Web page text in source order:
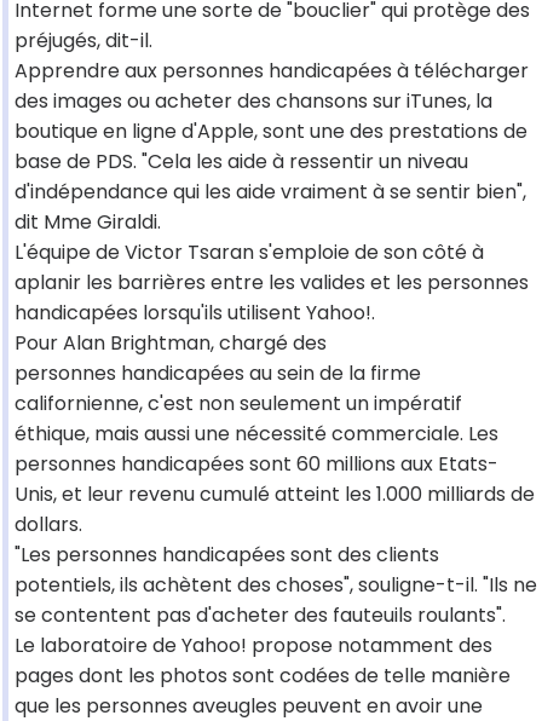
Internet forme une sorte de "bouclier" qui protège des
préjugés, dit-il.
Apprendre aux personnes handicapées à télécharger
des images ou acheter des chansons sur iTunes, la
boutique en ligne d'Apple, sont une des prestations de
base de PDS. "Cela les aide à ressentir un niveau
d'indépendance qui les aide vraiment à se sentir bien",
dit Mme Giraldi.
L'équipe de Victor Tsaran s'emploie de son côté à
aplanir les barrières entre les valides et les personnes
handicapées lorsqu'ils utilisent Yahoo!.
Pour Alan Brightman, chargé des
personnes handicapées au sein de la firme
californienne, c'est non seulement un impératif
éthique, mais aussi une nécessité commerciale. Les
personnes handicapées sont 60 millions aux Etats-
Unis, et leur revenu cumulé atteint les 1.000 milliards de
dollars.
"Les personnes handicapées sont des clients
potentiels, ils achètent des choses", souligne-t-il. "Ils ne
se contentent pas d'acheter des fauteuils roulants".
Le laboratoire de Yahoo! propose notamment des
pages dont les photos sont codées de telle manière
que les personnes aveugles peuvent en avoir une